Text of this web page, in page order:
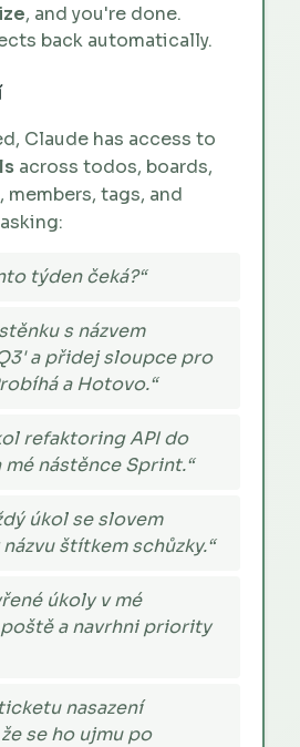
, and you're done.
back automatically.
Claude has access to
across todos, boards,
members, tags, and
týden čeká?“
s názvem
a přidej sloupce pro
a Hotovo.“
refaktoring API do
mé nástěnce Sprint.“
úkol se slovem
názvu štítkem schůzky.“
úkoly v mé
a navrhni priority
nasazení
se ho ujmu po